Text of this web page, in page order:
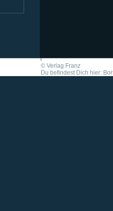
© Verlag Franz
Du befindest Dich hier: